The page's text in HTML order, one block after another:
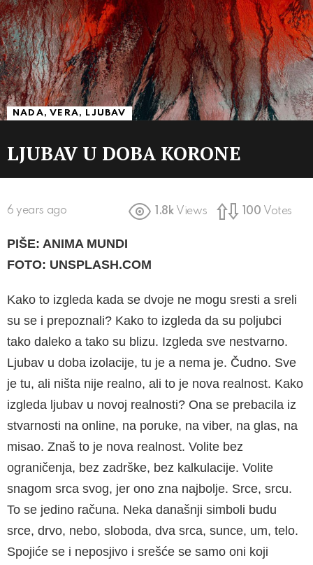
NADA, VERA, LJUBAV
LJUBAV U DOBA KORONE
6 years ago 1.8k Views 100 Votes
PIŠE: ANIMA MUNDI
FOTO: UNSPLASH.COM
Kako to izgleda kada se dvoje ne mogu sresti a sreli
su se i prepoznali? Kako to izgleda da su poljubci
tako daleko a tako su blizu. Izgleda sve nestvarno.
Ljubav u doba izolacije, tu je a nema je. Čudno. Sve
je tu, ali ništa nije realno, ali to je nova realnost. Kako
izgleda ljubav u novoj realnosti? Ona se prebacila iz
stvarnosti na online, na poruke, na viber, na glas, na
misao. Znaš to je nova realnost. Volite bez
ograničenja, bez zadrške, bez kalkulacije. Volite
snagom srca svog, jer ono zna najbolje. Srce, srcu.
To se jedino računa. Neka današnji simboli budu
srce, drvo, nebo, sloboda, dva srca, sunce, um, telo.
Spojiće se i neposjivo i srešće se samo oni koji